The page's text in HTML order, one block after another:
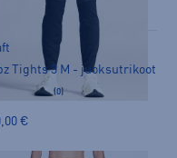
Tights 3 M - juoksutrikoot
(0)
€